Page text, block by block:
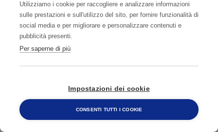
CHIUSURA DELL'ATTIVITÀ
Se i clienti iniziano a evitare l’hotel, questo porterà a
un calo del tasso di occupazione e a una perdita di
fatturato. Alla lunga, l’hotel potrebbe essere
diffonde a tutti i piani, l’hotel potrebbe dover
chiudere per una disinfestazione completa.
800 482 320
Utilizziamo i cookie per raccogliere e analizzare informazioni
sulle prestazioni e sull'utilizzo del sito, per fornire funzionalità di
social media e per migliorare e personalizzare contenuti e
pubblicità presenti.
Per saperne di più
Impostazioni dei cookie
CONSENTI TUTTI I COOKIE